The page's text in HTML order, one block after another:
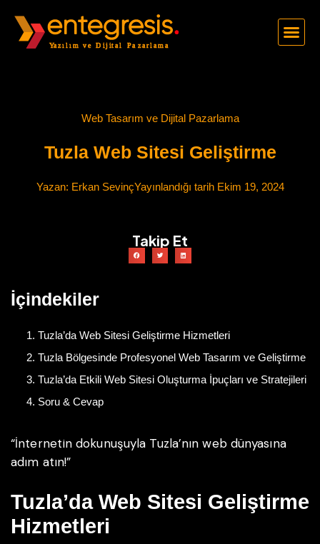
Web Tasarım ve Dijital Pazarlama
Tuzla Web Sitesi Geliştirme
Yazan: Erkan SevinçYayınlandığı tarihEkim 19, 2024
Takip Et
İçindekiler
Tuzla’da Web Sitesi Geliştirme Hizmetleri
Tuzla Bölgesinde Profesyonel Web Tasarım ve Geliştirme
Tuzla’da Etkili Web Sitesi Oluşturma İpuçları ve Stratejileri
Soru & Cevap
“İnternetin dokunuşuyla Tuzla’nın web dünyasına
adım atın!”
Tuzla’da Web Sitesi Geliştirme
Hizmetleri